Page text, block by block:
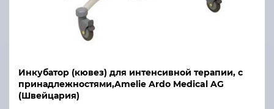
Инкубатор (кювез) для интенсивной терапии, с
принадлежностями,Amelie Ardo Medical AG
(Швейцария)